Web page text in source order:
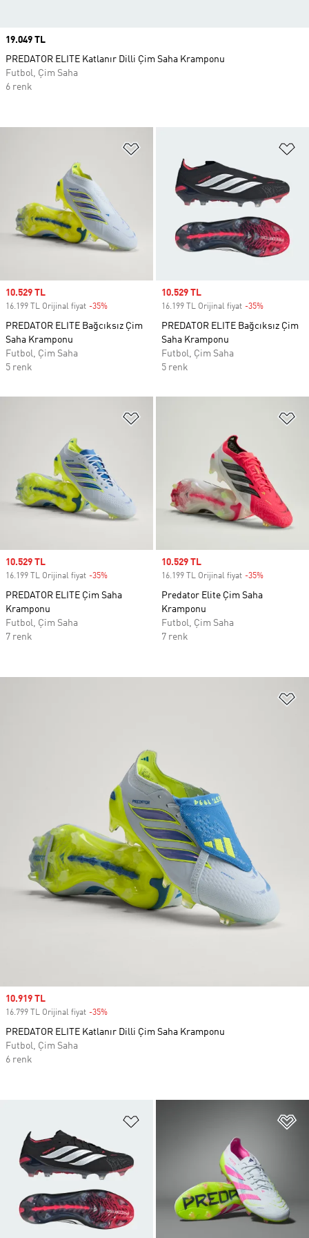
Sale price
10.529 TL
16.199 TL Orijinal fiyat -35%
PREDATOR ELITE Bağcıksız Çim
Saha Kramponu
Futbol, Çim Saha
5 renk
Sale price
10.529 TL
16.199 TL Orijinal fiyat -35%
PREDATOR ELITE Bağcıksız Çim
Saha Kramponu
Futbol, Çim Saha
5 renk
Sale price
10.529 TL
16.199 TL Orijinal fiyat -35%
PREDATOR ELITE Çim Saha
Kramponu
Futbol, Çim Saha
7 renk
Sale price
10.529 TL
16.199 TL Orijinal fiyat -35%
Predator Elite Çim Saha
Kramponu
Futbol, Çim Saha
7 renk
Price
19.049 TL
PREDATOR ELITE Katlanır Dilli Çim Saha Kramponu
Futbol, Çim Saha
6 renk
Sale price
10.919 TL
16.799 TL Orijinal fiyat -35%
PREDATOR ELITE Katlanır Dilli Çim Saha Kramponu
Futbol, Çim Saha
6 renk